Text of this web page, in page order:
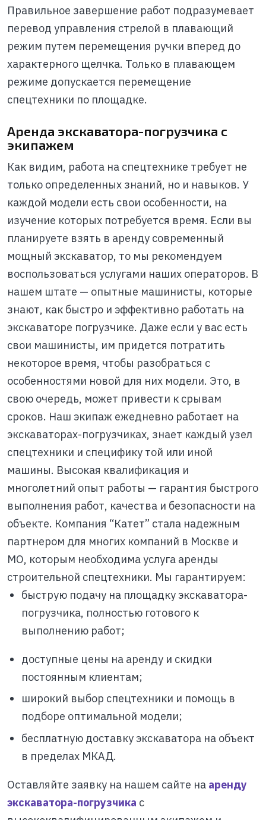
Правильное завершение работ подразумевает
перевод управления стрелой в плавающий
режим путем перемещения ручки вперед до
характерного щелчка. Только в плавающем
режиме допускается перемещение
спецтехники по площадке.
Аренда экскаватора-погрузчика с
экипажем
Как видим, работа на спецтехнике требует не
только определенных знаний, но и навыков. У
каждой модели есть свои особенности, на
изучение которых потребуется время. Если вы
планируете взять в аренду современный
мощный экскаватор, то мы рекомендуем
воспользоваться услугами наших операторов. В
нашем штате — опытные машинисты, которые
знают, как быстро и эффективно работать на
экскаваторе погрузчике. Даже если у вас есть
свои машинисты, им придется потратить
некоторое время, чтобы разобраться с
особенностями новой для них модели. Это, в
свою очередь, может привести к срывам
сроков. Наш экипаж ежедневно работает на
экскаваторах-погрузчиках, знает каждый узел
спецтехники и специфику той или иной
машины. Высокая квалификация и
многолетний опыт работы — гарантия быстрого
выполнения работ, качества и безопасности на
объекте. Компания “Катет” стала надежным
партнером для многих компаний в Москве и
МО, которым необходима услуга аренды
строительной спецтехники. Мы гарантируем:
быструю подачу на площадку экскаватора-
погрузчика, полностью готового к
выполнению работ;
доступные цены на аренду и скидки
постоянным клиентам;
широкий выбор спецтехники и помощь в
подборе оптимальной модели;
бесплатную доставку экскаватора на объект
в пределах МКАД.
Оставляйте заявку на нашем сайте на аренду
экскаватора-погрузчика с